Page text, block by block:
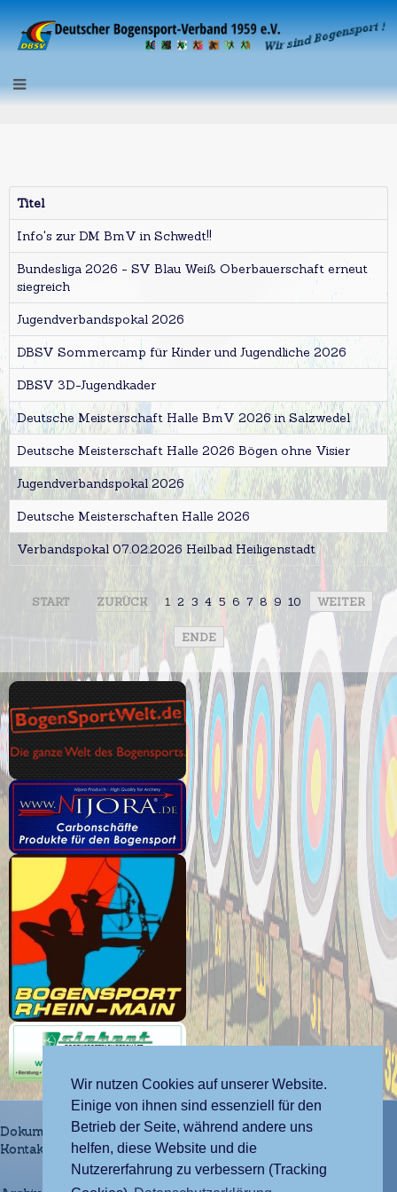
Wir nutzen Cookies auf unserer Website.
Einige von ihnen sind essenziell für den
Betrieb der Seite, während andere uns
helfen, diese Website und die
Nutzererfahrung zu verbessern (Tracking
Titel
Info's zur DM BmV in Schwedt!!
Bundesliga 2026 - SV Blau Weiß Oberbauerschaft erneut
siegreich
Jugendverbandspokal 2026
DBSV Sommercamp für Kinder und Jugendliche 2026
DBSV 3D-Jugendkader
Deutsche Meisterschaft Halle BmV 2026 in Salzwedel
Deutsche Meisterschaft Halle 2026 Bögen ohne Visier
Jugendverbandspokal 2026
Deutsche Meisterschaften Halle 2026
Verbandspokal 07.02.2026 Heilbad Heiligenstadt
START ZURÜCK 1 2 3 4 5 6 7 8 9 10 WEITER
ENDE
Dokumente und Vorlagen
Kontakt